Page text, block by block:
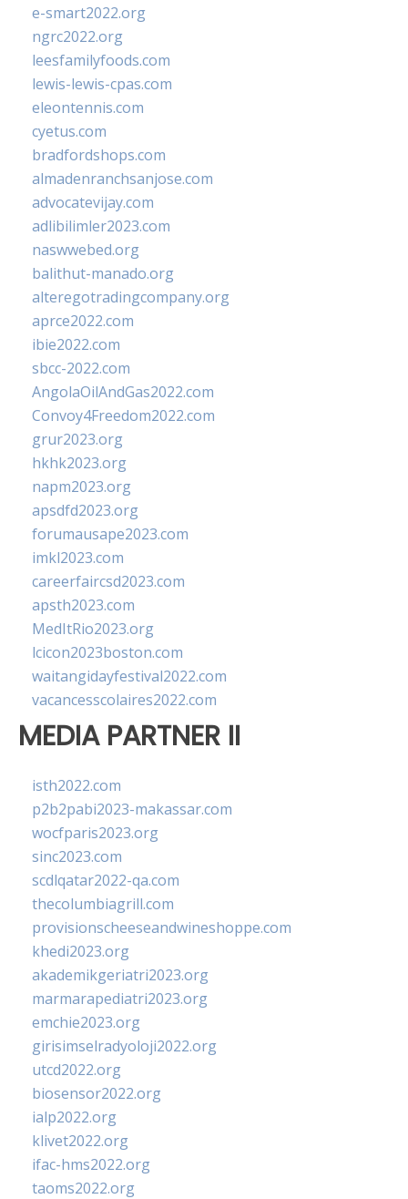
e-smart2022.org
ngrc2022.org
leesfamilyfoods.com
lewis-lewis-cpas.com
eleontennis.com
cyetus.com
bradfordshops.com
almadenranchsanjose.com
advocatevijay.com
adlibilimler2023.com
naswwebed.org
balithut-manado.org
alteregotradingcompany.org
aprce2022.com
ibie2022.com
sbcc-2022.com
AngolaOilAndGas2022.com
Convoy4Freedom2022.com
grur2023.org
hkhk2023.org
napm2023.org
apsdfd2023.org
forumausape2023.com
imkl2023.com
careerfaircsd2023.com
apsth2023.com
MedItRio2023.org
lcicon2023boston.com
waitangidayfestival2022.com
vacancesscolaires2022.com
MEDIA PARTNER II
isth2022.com
p2b2pabi2023-makassar.com
wocfparis2023.org
sinc2023.com
scdlqatar2022-qa.com
thecolumbiagrill.com
provisionscheeseandwineshoppe.com
khedi2023.org
akademikgeriatri2023.org
marmarapediatri2023.org
emchie2023.org
girisimselradyoloji2022.org
utcd2022.org
biosensor2022.org
ialp2022.org
klivet2022.org
ifac-hms2022.org
taoms2022.org